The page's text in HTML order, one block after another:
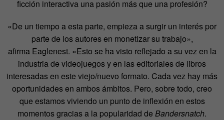
ficción interactiva una pasión más que una profesión?
«De un tiempo a esta parte, empieza a surgir un interés por
parte de los autores en monetizar su trabajo»,
afirma Eaglenest. «Esto se ha visto reflejado a su vez en la
industria de videojuegos y en las editoriales de libros
interesadas en este viejo/nuevo formato. Cada vez hay más
oportunidades en ambos ámbitos. Pero, sobre todo, creo
que estamos viviendo un punto de inflexión en estos
momentos gracias a la popularidad de Bandersnatch.